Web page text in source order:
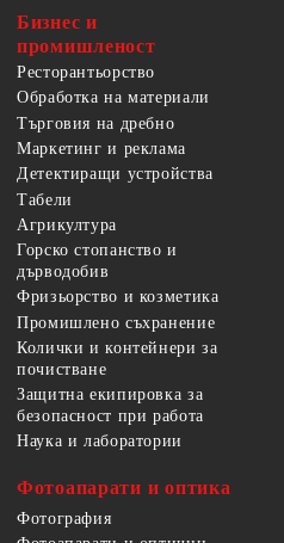
Бизнес и
промишленост
Ресторантьорство
Обработка на материали
Търговия на дребно
Маркетинг и реклама
Детектиращи устройства
Табели
Агрикултура
Горско стопанство и
дърводобив
Фризьорство и козметика
Промишлено съхранение
Колички и контейнери за
почистване
Защитна екипировка за
безопасност при работа
Наука и лаборатории
Фотоапарати и оптика
Фотография